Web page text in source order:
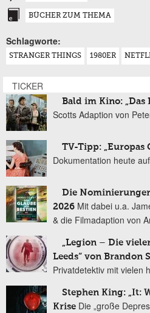
BÜCHER ZUM THEMA
Schlagworte:
STRANGER THINGS 1980ER
TICKER
Bald im Kino: „Das
Scotts Adaption von
TV-Tipp: „Europas
Dokumentation heute
Die
2026 Mit dabei u.a.
& die Filmadaption von
„Legion – Die
Leeds“ von Brandon
Privatdetektiv mit vielen
Stephen King: „It:
Krise Die „große